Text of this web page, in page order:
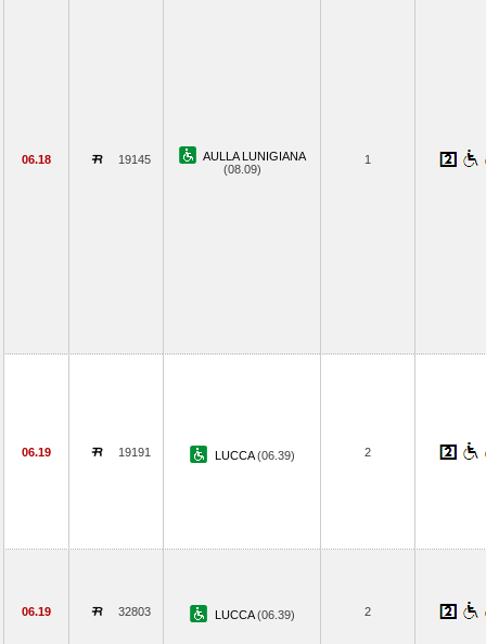
06.18 19145
AULLA LUNIGIANA
(08.09)
1
06.19 19191 LUCCA(06.39) 2
06.19 32803 LUCCA(06.39) 2